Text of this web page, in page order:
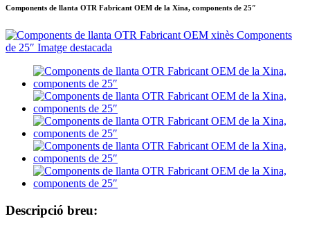
Components de llanta OTR Fabricant OEM de la Xina, components de 25″
Descripció breu: